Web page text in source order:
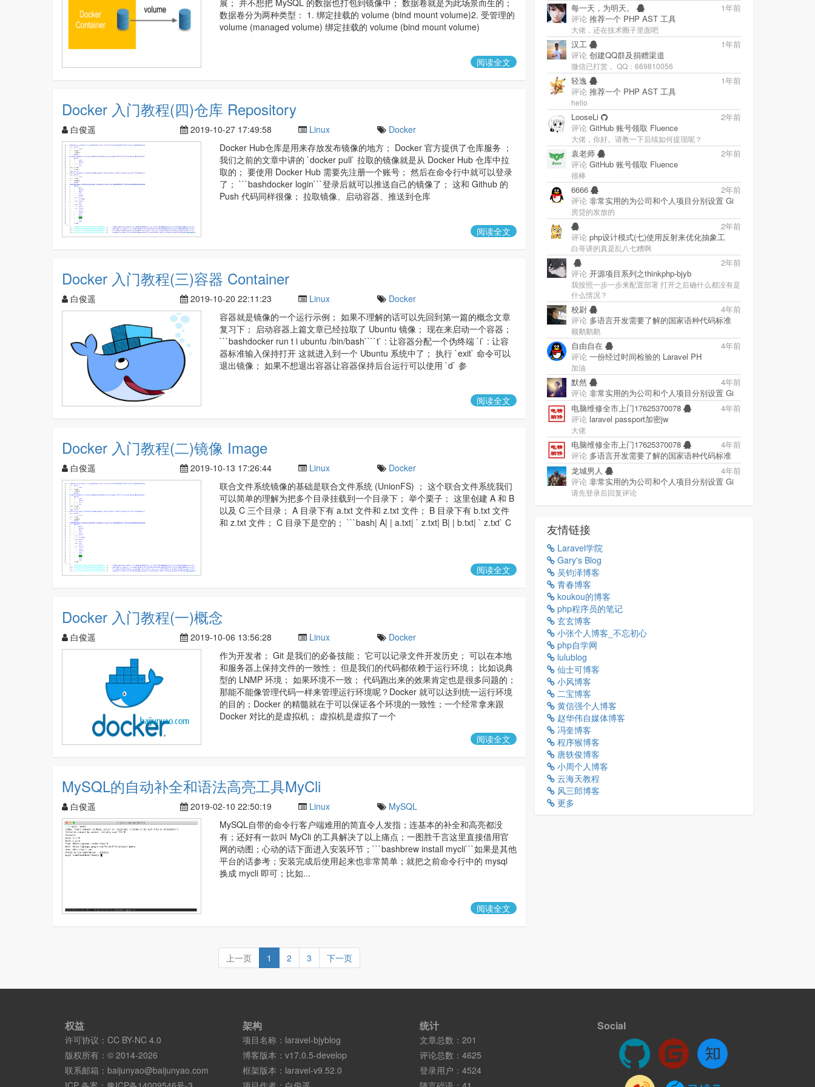
展； 并不想把 MySQL 的数据也打包到镜像中； 数据卷就是为此场景而生的；
数据卷分为两种类型： 1. 绑定挂载的 volume (bind mount volume)2. 受管理的
volume (managed volume) 绑定挂载的 volume (bind mount volume)
阅读全文
Docker 入门教程(四)仓库 Repository
白俊遥 2019-10-27 17:49:58 Linux
Docker
Docker Hub仓库是用来存放发布镜像的地方； Docker 官方提供了仓库服务 ；
我们之前的文章中讲的 `docker pull` 拉取的镜像就是从 Docker Hub 仓库中拉
取的； 要使用 Docker Hub 需要先注册一个账号； 然后在命令行中就可以登录
了； ```bashdocker login```登录后就可以推送自己的镜像了； 这和 Github 的
Push 代码同样很像； 拉取镜像、启动容器、推送到仓库
阅读全文
Docker 入门教程(三)容器 Container
白俊遥 2019-10-20 22:11:23 Linux
Docker
容器就是镜像的一个运行示例； 如果不理解的话可以先回到第一篇的概念文章
复习下； 启动容器上篇文章已经拉取了 Ubuntu 镜像； 现在来启动一个容器；
```bashdocker run t i ubuntu /bin/bash````t` : 让容器分配一个伪终端 `i` : 让容
器标准输入保持打开 这就进入到一个 Ubuntu 系统中了； 执行 `exit` 命令可以
退出镜像； 如果不想退出容器让容器保持后台运行可以使用 `d` 参
阅读全文
Docker 入门教程(二)镜像 Image
白俊遥 2019-10-13 17:26:44 Linux
Docker
联合文件系统镜像的基础是联合文件系统 (UnionFS) ； 这个联合文件系统我们
可以简单的理解为把多个目录挂载到一个目录下； 举个栗子； 这里创建 A 和 B
以及 C 三个目录； A 目录下有 a.txt 文件和 z.txt 文件； B 目录下有 b.txt 文件
和 z.txt 文件； C 目录下是空的； ```bash| A| | a.txt| ` z.txt| B| | b.txt| ` z.txt` C
阅读全文
Docker 入门教程(一)概念
白俊遥 2019-10-06 13:56:28 Linux
Docker
作为开发者； Git 是我们的必备技能； 它可以记录文件开发历史； 可以在本地
和服务器上保持文件的一致性； 但是我们的代码都依赖于运行环境； 比如说典
型的 LNMP 环境； 如果环境不一致； 代码跑出来的效果肯定也是很多问题的；
那能不能像管理代码一样来管理运行环境呢？Docker 就可以达到统一运行环境
的目的；Docker 的精髓就在于可以保证各个环境的一致性；一个经常拿来跟
Docker 对比的是虚拟机； 虚拟机是虚拟了一个
阅读全文
MySQL的自动补全和语法高亮工具MyCli
白俊遥 2019-02-10 22:50:19 Linux
MySQL
MySQL自带的命令行客户端难用的简直令人发指；连基本的补全和高亮都没
有；还好有一款叫 MyCli 的工具解决了以上痛点；一图胜千言这里直接借用官
网的动图；心动的话下面进入安装环节；```bashbrew install mycli```如果是其他
平台的话参考；安装完成后使用起来也非常简单；就把之前命令行中的 mysql
换成 mycli 即可；比如...
阅读全文
上一页 1 2 3 下一页
每一天，为明天。
1年前
评论 推荐一个 PHP AST 工具
大佬，还在技术圈子里面吧
汉工
1年前
评论 创建QQ群及捐赠渠道
微信已打赏， QQ：669810056
轻逸
1年前
评论 推荐一个 PHP AST 工具
hello
LooseLi
2年前
评论 GitHub 账号领取 Fluence
大佬，你好。请教一下后续如何提现呢？
袁老师
2年前
评论 GitHub 账号领取 Fluence
很棒
6666
2年前
评论 非常实用的为公司和个人项目分别设置 Gi
房贷的发放的
2年前
评论 php设计模式(七)使用反射来优化抽象工
白哥讲的真是乱八七糟啊
2年前
评论 开源项目系列之thinkphp-bjyb
我按照一步一步来配置部署 打开之后确什么都没有是
什么情况？
校尉
4年前
评论 多语言开发需要了解的国家语种代码标准
额鹅鹅鹅
自由自在
4年前
评论 一份经过时间检验的 Laravel PH
加油
默然
4年前
评论 非常实用的为公司和个人项目分别设置 Gi
电脑维修全市上门17625370078
4年前
评论 laravel passport加密jw
大佬
电脑维修全市上门17625370078
4年前
评论 多语言开发需要了解的国家语种代码标准
龙城男人
4年前
评论 非常实用的为公司和个人项目分别设置 Gi
请先登录后回复评论
友情链接
Laravel学院
Gary's Blog
吴钧泽博客
青春博客
koukou的博客
php程序员的笔记
玄玄博客
小张个人博客_不忘初心
php自学网
lulublog
仙士可博客
小风博客
二宝博客
黄信强个人博客
赵华伟自媒体博客
冯奎博客
程序猴博客
唐轶俊博客
小周个人博客
云海天教程
风三郎博客
更多
权益
许可协议： CC BY-NC 4.0
版权所有：© 2014-2026
联系邮箱： baijunyao@baijunyao.com
架构
项目名称： laravel-bjyblog
博客版本： v17.0.5-develop
框架版本： laravel-v9.52.0
统计
文章总数：201
评论总数：4625
登录用户：4524
Social